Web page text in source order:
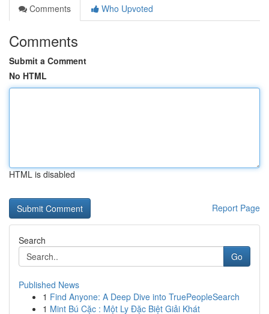
Comments
Who Upvoted
Comments
Submit a Comment
No HTML
HTML is disabled
Report Page
Search
Go
Published News
1 Find Anyone: A Deep Dive into TruePeopleSearch
1 Mint Bú Cặc : Một Ly Đặc Biệt Giải Khát